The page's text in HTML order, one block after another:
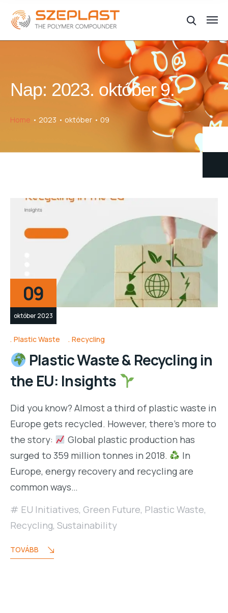
Nap: 2023. október 9.
Home 2023 október 09
09
október 2023
Plastic Waste Recycling
Plastic Waste & Recycling in
the EU: Insights
Did you know? Almost a third of plastic waste in
Europe gets recycled. However, there’s more to
the story:
Global plastic production has
surged to 359 million tonnes in 2018.
In
Europe, energy recovery and recycling are
common ways…
EU Initiatives, Green Future, Plastic Waste,
Recycling, Sustainability
TOVÁBB